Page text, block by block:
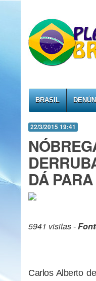
BRASIL
22/3/2015 19:41
DÁ
5941 visitas -
Carlos Alberto